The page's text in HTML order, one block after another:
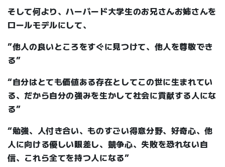
そして何より、ハーバード大学生のお兄さんお姉さんを
ロールモデルにして、
”他人の良いところをすぐに見つけて、他人を尊敬でき
る”
“自分はとても価値ある存在としてこの世に生まれてい
る、だから自分の強みを生かして社会に貢献する人にな
る”
“勉強、人付き合い、ものすごい得意分野、好奇心、他
人に向ける優しい眼差し、競争心、失敗を恐れない自
信、これら全てを持つ人になる”